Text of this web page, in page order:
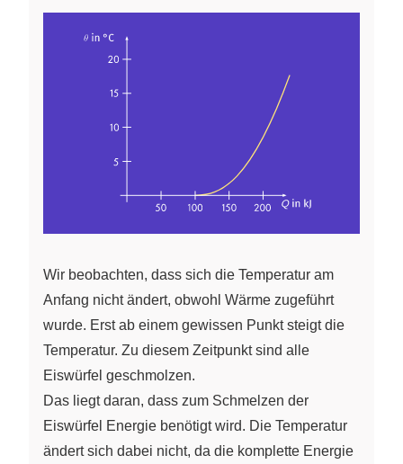
Wir beobachten, dass sich die Temperatur am
Anfang nicht ändert, obwohl Wärme zugeführt
wurde. Erst ab einem gewissen Punkt steigt die
Temperatur. Zu diesem Zeitpunkt sind alle
Eiswürfel geschmolzen.
Das liegt daran, dass zum Schmelzen der
Eiswürfel Energie benötigt wird. Die Temperatur
ändert sich dabei nicht, da die komplette Energie